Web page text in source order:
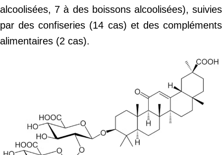
alcoolisées, 7 à des boissons alcoolisées), suivies
par des confiseries (14 cas) et des compléments
alimentaires (2 cas).